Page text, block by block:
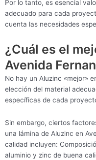
Por lo tanto, es esencial
adecuado para cada
cuenta las necesidades
¿Cuál es el
Avenida
No hay un Aluzinc «mejor»
elección del material
específicas de cada
Sin embargo, ciertos
una lámina de Aluzinc en
calidad incluyen:
aluminio y zinc de buena